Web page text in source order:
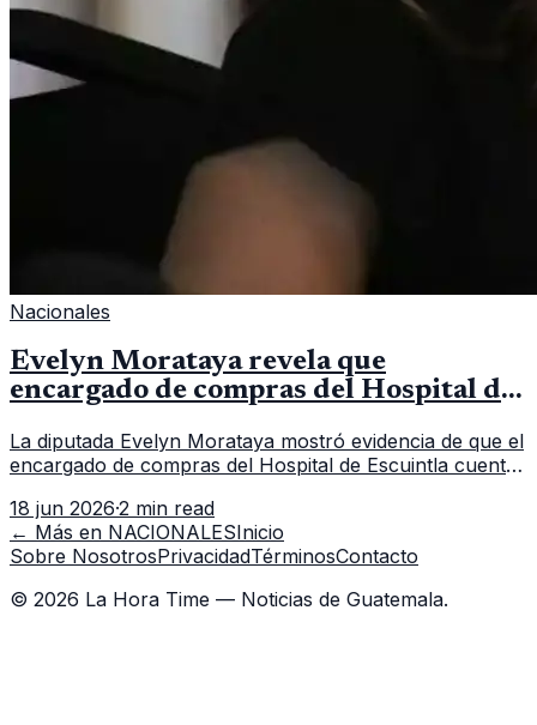
Nacionales
Evelyn Morataya revela que
encargado de compras del Hospital de
La diputada Evelyn Morataya mostró evidencia de que el
encargado de compras del Hospital de Escuintla cuenta
capacitación en la capital.
18 jun 2026·2 min read
← Más en NACIONALESInicio
Sobre NosotrosPrivacidadTérminosContacto
© 2026 La Hora Time — Noticias de Guatemala.